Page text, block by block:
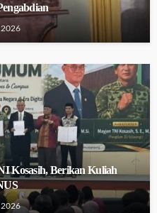
2026
Kosasih, Berikan Kuliah
2026